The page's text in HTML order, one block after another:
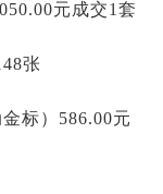
元成交1套
张
标）586.00元